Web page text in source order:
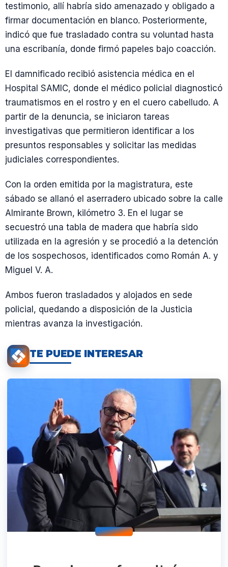
testimonio, allí habría sido amenazado y obligado a
firmar documentación en blanco. Posteriormente,
indicó que fue trasladado contra su voluntad hasta
una escribanía, donde firmó papeles bajo coacción.
El damnificado recibió asistencia médica en el
Hospital SAMIC, donde el médico policial diagnosticó
traumatismos en el rostro y en el cuero cabelludo. A
partir de la denuncia, se iniciaron tareas
investigativas que permitieron identificar a los
presuntos responsables y solicitar las medidas
judiciales correspondientes.
Con la orden emitida por la magistratura, este
sábado se allanó el aserradero ubicado sobre la calle
Almirante Brown, kilómetro 3. En el lugar se
secuestró una tabla de madera que habría sido
utilizada en la agresión y se procedió a la detención
de los sospechosos, identificados como Román A. y
Miguel V. A.
Ambos fueron trasladados y alojados en sede
policial, quedando a disposición de la Justicia
mientras avanza la investigación.
TE PUEDE INTERESAR